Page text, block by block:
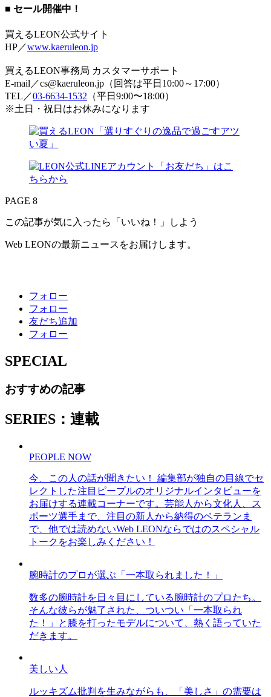
■ セール開催中！
買えるLEON公式サイト
HP／www.kaeruleon.jp
買えるLEON事務局 カスタマーサポート
E-mail／cs@kaeruleon.jp（回答は平日10:00～17:00）
TEL／03-6634-1532 （平日9:00〜18:00）
※土日・祝日はお休みになります
PAGE 8
この記事が気に入ったら「いいね！」しよう
Web LEONの最新ニュースをお届けします。
フォロー
フォロー
友だち追加
フォロー
SPECIAL
おすすめの記事
SERIES：連載
PEOPLE NOW
今、この人の話が聞きたい！ 編集部が独自の目線でセ
レクトした注目ピープルのオリジナルインタビューを
お届けする連載コーナーです。芸能人から文化人、ス
ポーツ選手まで、注目の新人から納得のベテランま
で、他では読めないWeb LEONならではのスペシャル
トークをお楽しみください！
腕時計のプロが選ぶ「一本取られました！」
数多の腕時計を日々目にしている腕時計のプロたち。
そんな彼らが魅了された、ついつい「一本取られ
た！」と膝を打ったモデルについて、熱く語っていた
だきます。
美しい人
ルッキズム批判を生みながらも、「美しさ」の需要は